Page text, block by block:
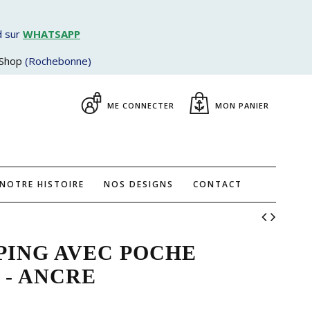
sur WHATSAPP
(Rochebonne)
ME CONNECTER MON PANIER
NOTRE HISTOIRE NOS DESIGNS CONTACT
AVEC POCHE
ANCRE